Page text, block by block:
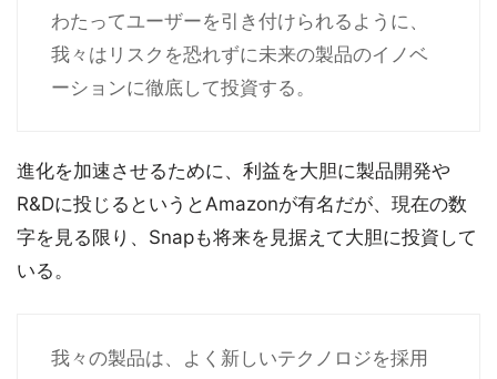
わたってユーザーを引き付けられるように、
我々はリスクを恐れずに未来の製品のイノベ
ーションに徹底して投資する。
進化を加速させるために、利益を大胆に製品開発や
R&Dに投じるというとAmazonが有名だが、現在の数
字を見る限り、Snapも将来を見据えて大胆に投資して
いる。
我々の製品は、よく新しいテクノロジを採用